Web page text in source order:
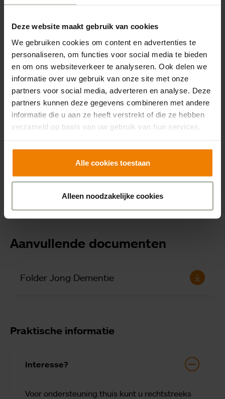
Deze website maakt gebruik van cookies
We gebruiken cookies om content en advertenties te
personaliseren, om functies voor social media te bieden
en om ons websiteverkeer te analyseren. Ook delen we
informatie over uw gebruik van onze site met onze
partners voor social media, adverteren en analyse. Deze
partners kunnen deze gegevens combineren met andere
informatie die u aan ze heeft verstrekt of die ze hebben
verzameld op basis van uw gebruik van hun services.
Alle cookies toestaan
Alleen noodzakelijke cookies
veel minder moeite mee. Dat is bij hem ook een
meer druk om, haalt overal zijn schouders over
op. Hoe anders dan vroeger!
Het is een beetje alsof ik er een kind bij heb. En
zoals je blij wordt als je kind gelukkig is, kan ik nu
ook ontroerd raken als ik Ruud zie stralen.
Bijvoorbeeld als hij vertelt dat hij met zijn
dagbehandelingsgroep naar de markt is gegaan
opzoeken op de midgetgolfbaan en hij verwoed
staat te vegen. Natuurlijk had ik me onze
toekomst anders voorgesteld, maar het stelt me
gerust dat hij zich goed voelt.”
Aanvullende documenten
Folder Jong Dementie
Praktische informatie
Interesse?
Voor ondersteuning thuis kunt u rechtstreeks